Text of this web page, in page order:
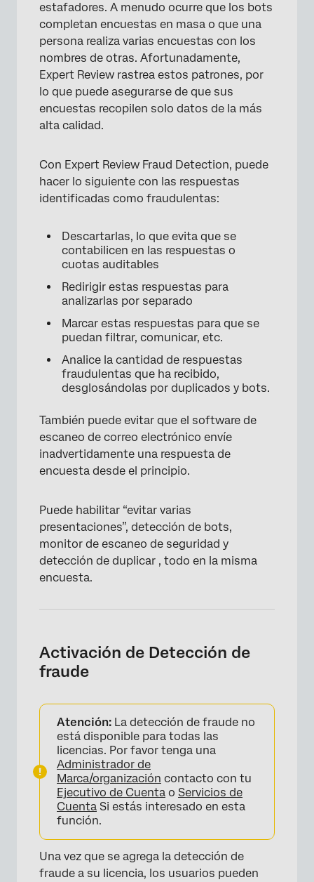
Detección de Duplicar
Reemplazo de RelevantID con detección de
Duplicar
Cómo agregar campos de detección de
fraude al Flujo de la Encuesta
estafadores. A menudo ocurre que los bots
completan encuestas en masa o que una
persona realiza varias encuestas con los
nombres de otras. Afortunadamente,
Expert Review rastrea estos patrones, por
lo que puede asegurarse de que sus
encuestas recopilen solo datos de la más
alta calidad.
Con Expert Review Fraud Detection, puede
hacer lo siguiente con las respuestas
identificadas como fraudulentas:
Descartarlas, lo que evita que se
contabilicen en las respuestas o
cuotas auditables
Redirigir estas respuestas para
analizarlas por separado
Marcar estas respuestas para que se
puedan filtrar, comunicar, etc.
Analice la cantidad de respuestas
fraudulentas que ha recibido,
desglosándolas por duplicados y bots.
También puede evitar que el software de
escaneo de correo electrónico envíe
inadvertidamente una respuesta de
encuesta desde el principio.
Puede habilitar “evitar varias
presentaciones”, detección de bots,
monitor de escaneo de seguridad y
detección de duplicar , todo en la misma
encuesta.
Activación de Detección de
fraude
Atención: La detección de fraude no
está disponible para todas las
licencias. Por favor tenga una
Administrador de
Marca/organización contacto con tu
Ejecutivo de Cuenta o Servicios de
Cuenta Si estás interesado en esta
función.
Una vez que se agrega la detección de
fraude a su licencia, los usuarios pueden